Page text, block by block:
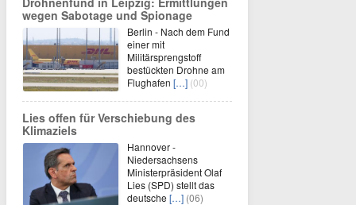
wegen Sabotage und Spionage
Berlin - Nach dem Fund
einer mit
Militärsprengstoff
bestückten Drohne am
Flughafen […] (00)
Lies offen für Verschiebung des
Klimaziels
Hannover -
Niedersachsens
Ministerpräsident Olaf
Lies (SPD) stellt das
deutsche […] (06)